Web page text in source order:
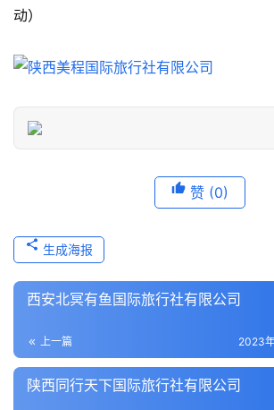
游
信
历
导
游
之
本
动）
赞 (0)
生成海报
西安北冥有鱼国际旅行社有限公司
上一篇 2023
陕西同行天下国际旅行社有限公司